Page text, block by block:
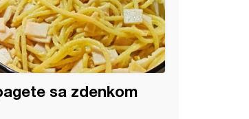
sa zdenkom